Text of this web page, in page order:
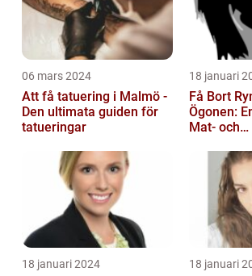
06 mars 2024
Att få tatuering i Malmö -
Den ultimata guiden för
tatueringar
18 januari
Få Bort
Ögonen:
Mat- och
18 januari 2024 18 januari